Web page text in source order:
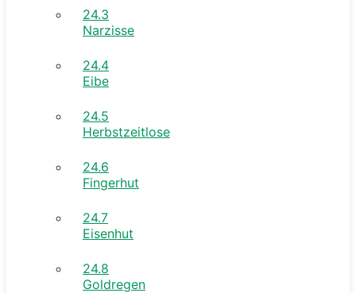
24.3
Narzisse
24.4
Eibe
24.5
Herbstzeitlose
24.6
Fingerhut
24.7
Eisenhut
24.8
Goldregen